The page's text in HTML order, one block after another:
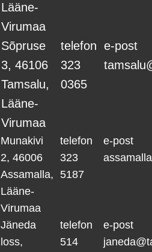
Lääne-
Virumaa
Sõpruse
3, 46106
Tamsalu,
Lääne-
Virumaa
telefon
323
0365
e-post
Munakivi
2, 46006
Assamalla,
Lääne-
Virumaa
telefon
323
5187
e-post
Jäneda
loss,
telefon
514
e-post